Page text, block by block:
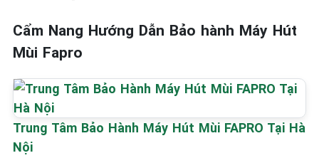
Cẩm Nang Hướng Dẫn Bảo hành Máy Hút
Mùi Fapro
Trung Tâm Bảo Hành Máy Hút Mùi FAPRO Tại Hà
Nội